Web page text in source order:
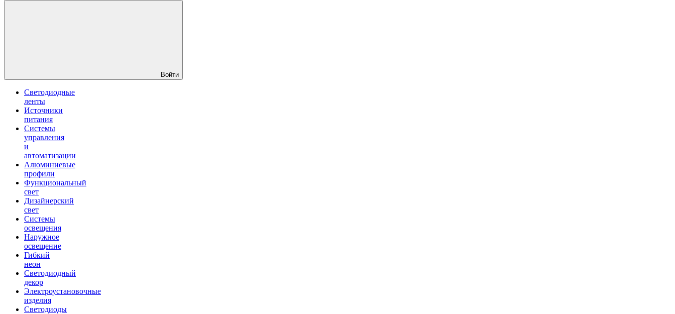
Войти
Светодиодные
ленты
Источники
питания
Системы
управления
и
автоматизации
Алюминиевые
профили
Функциональный
свет
Дизайнерский
свет
Системы
освещения
Наружное
освещение
Гибкий
неон
Светодиодный
декор
Электроустановочные
изделия
Светодиоды